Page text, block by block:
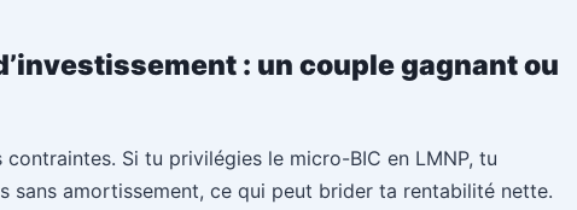
: un couple gagnant ou
contraintes. Si tu privilégies le micro-BIC en LMNP, tu
sans amortissement, ce qui peut brider ta rentabilité nette.